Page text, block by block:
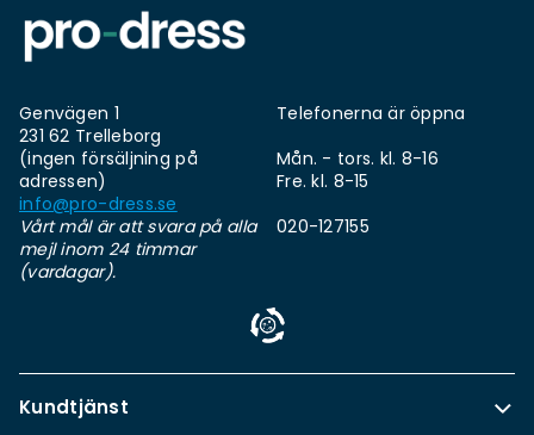
Genvägen 1
231 62 Trelleborg
(ingen försäljning på
adressen)
info@pro-dress.se
Vårt mål är att svara på alla
mejl inom 24 timmar
(vardagar).
Telefonerna är öppna
Mån. - tors. kl. 8-16
Fre. kl. 8-15
020-127155
Kundtjänst